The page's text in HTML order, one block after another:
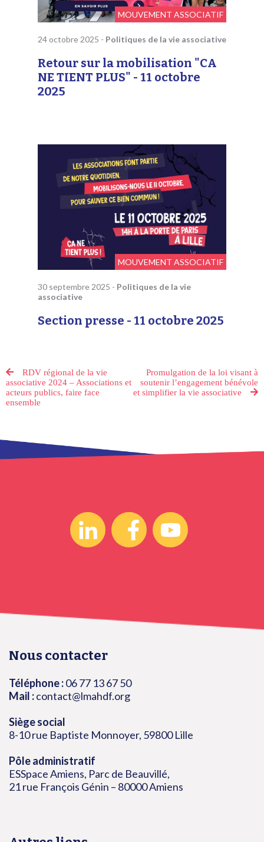
MOUVEMENT ASSOCIATIF
24 octobre 2025 - Politiques de la vie associative
Retour sur la mobilisation "CA
NE TIENT PLUS" - 11 octobre
2025
MOUVEMENT ASSOCIATIF
30 septembre 2025 - Politiques de la vie
associative
Section presse - 11 octobre 2025
RDV régional de la vie
associative 2024 – Associations et
acteurs publics, faire face
ensemble
Promulgation de la loi visant à
soutenir l’engagement bénévole
et simplifier la vie associative
Nous contacter
Téléphone :06 77 13 67 50
Mail :contact@lmahdf.org
Siège social
8-10 rue Baptiste Monnoyer, 59800 Lille
Pôle administratif
ESSpace Amiens, Parc de Beauvillé,
21 rue François Génin – 80000 Amiens